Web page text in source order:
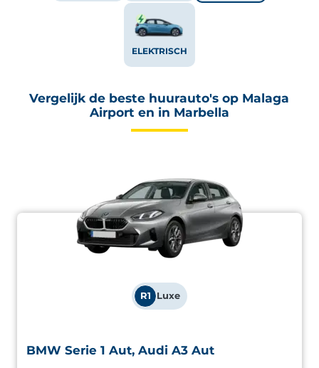
ELEKTRISCH
Vergelijk de beste huurauto's op Malaga
Airport en in Marbella
R1 Luxe
BMW Serie 1 Aut, Audi A3 Aut
BMW Serie 1 Aut, Audi A3 Aut